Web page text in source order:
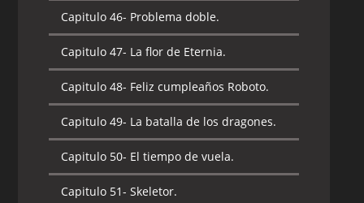
Capitulo 46- La oscuridad eterna.
Capitulo 47- Los guardianes de las
ruinas de los ancestros.
Capitulo 48-El regreso del mal.
Capitulo 49-El regreso del Gryphon.
Capitulo 50-El templo del sol.
Capitulo 46- Problema doble.
Capitulo 47- La flor de Eternia.
Capitulo 48- Feliz cumpleaños Roboto.
Capitulo 49- La batalla de los dragones.
Capitulo 50- El tiempo de vuela.
Capitulo 51- Skeletor.